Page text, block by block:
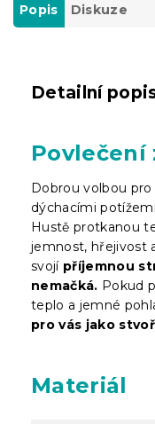
Popis Diskuze
Detailní
Povlečení
Dobrou volbou
dýchacími
Hustě protkanou
jemnost, hřejivost
svojí příjemnou
nemačká. Pokud
teplo a jemné
pro vás jako
Materiál